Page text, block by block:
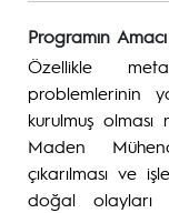
Programın Amacı
Özellikle
problemlerinin
kurulmuş
Maden
çıkarılması ve
doğal olayları